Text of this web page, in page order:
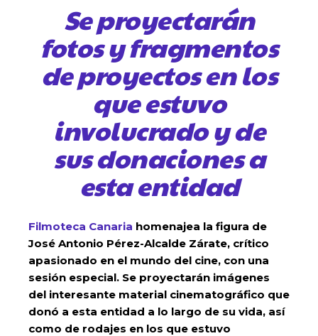
Se proyectarán
fotos y fragmentos
de proyectos en los
que estuvo
involucrado y de
sus donaciones a
esta entidad
Filmoteca Canaria homenajea la figura de
José Antonio Pérez-Alcalde Zárate, crítico
apasionado en el mundo del cine, con una
sesión especial. Se proyectarán imágenes
del interesante material cinematográfico que
donó a esta entidad a lo largo de su vida, así
como de rodajes en los que estuvo